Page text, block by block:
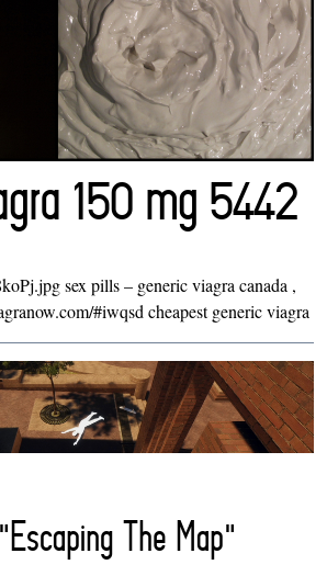
150 mg 5442
sex pills – generic viagra canada ,
#iwqsd cheapest generic viagra
The Map"